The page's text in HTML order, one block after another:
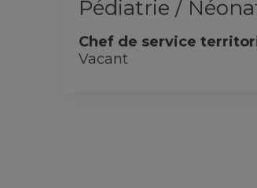
Pédiatrie /
Chef de service
Vacant